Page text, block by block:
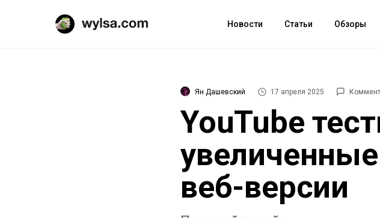
Новости Статьи Обзоры
Ян Дашевский 17 апреля 2025
YouTube
веб-версии